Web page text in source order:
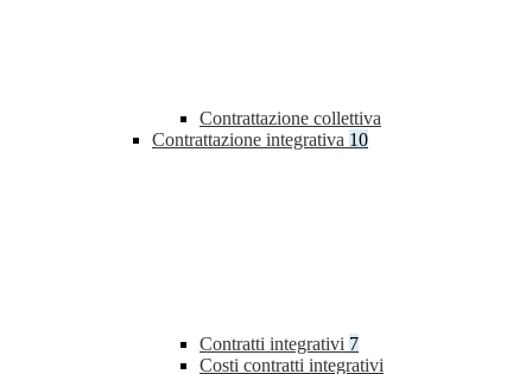
Contrattazione collettiva
Contrattazione integrativa 10
Contratti integrativi 7
Costi contratti integrativi